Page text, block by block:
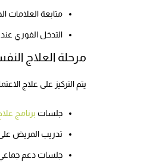
متابعة العلامات
التدخل الفوري
مرحلة العلاج
يتم التركيز على علاج
جلسات برنامج
تدريب المريض على
جلسات دعم جماعي